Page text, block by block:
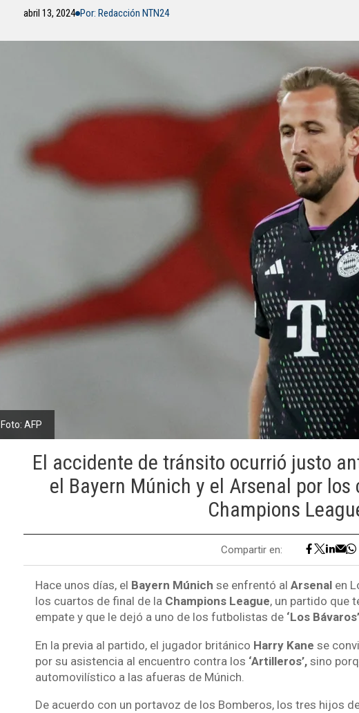
abril 13, 2024 Por: Redacción NTN24
AFP
El accidente de tránsito ocurrió justo
el Bayern Múnich y el Arsenal por
Champions
Compartir en:
Hace unos días, el Bayern Múnich se enfrentó al Arsenalen
los cuartos de final de la Champions League, un partido que
empate y que le dejó a uno de los futbolistas de ‘Los Bávaros’
En la previa al partido, el jugador británico Harry Kane se
por su asistencia al encuentro contra los ‘Artilleros’,sino
automovilístico a las afueras de Múnich.
De acuerdo con un portavoz de los Bomberos, los tres hijos